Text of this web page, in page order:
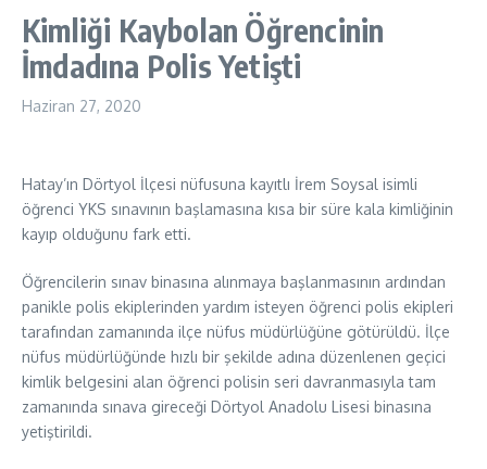
Kimliği Kaybolan Öğrencinin
İmdadına Polis Yetişti
Haziran 27, 2020
Hatay’ın Dörtyol İlçesi nüfusuna kayıtlı İrem Soysal isimli
öğrenci YKS sınavının başlamasına kısa bir süre kala kimliğinin
kayıp olduğunu fark etti.
Öğrencilerin sınav binasına alınmaya başlanmasının ardından
panikle polis ekiplerinden yardım isteyen öğrenci polis ekipleri
tarafından zamanında ilçe nüfus müdürlüğüne götürüldü. İlçe
nüfus müdürlüğünde hızlı bir şekilde adına düzenlenen geçici
kimlik belgesini alan öğrenci polisin seri davranmasıyla tam
zamanında sınava gireceği Dörtyol Anadolu Lisesi binasına
yetiştirildi.